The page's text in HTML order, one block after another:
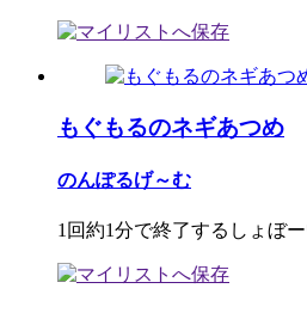
もぐもるのネギあつめ
のんぽるげ～む
1回約1分で終了するしょぼ